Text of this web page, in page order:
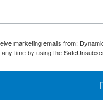
marketing emails from:
time by using the